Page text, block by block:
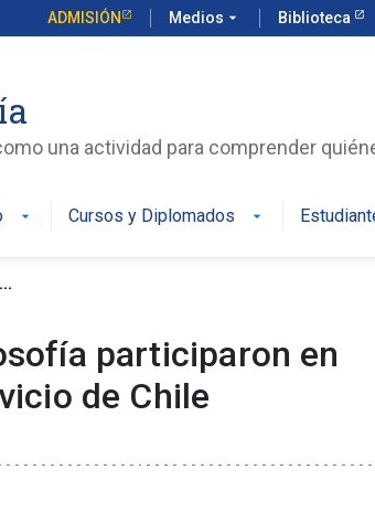
ADMISIÓN Medios arrow_drop_down Biblioteca
una actividad para comprender
arrow_drop_down Cursos y Diplomados arrow_drop_down
participaron en
de Chile